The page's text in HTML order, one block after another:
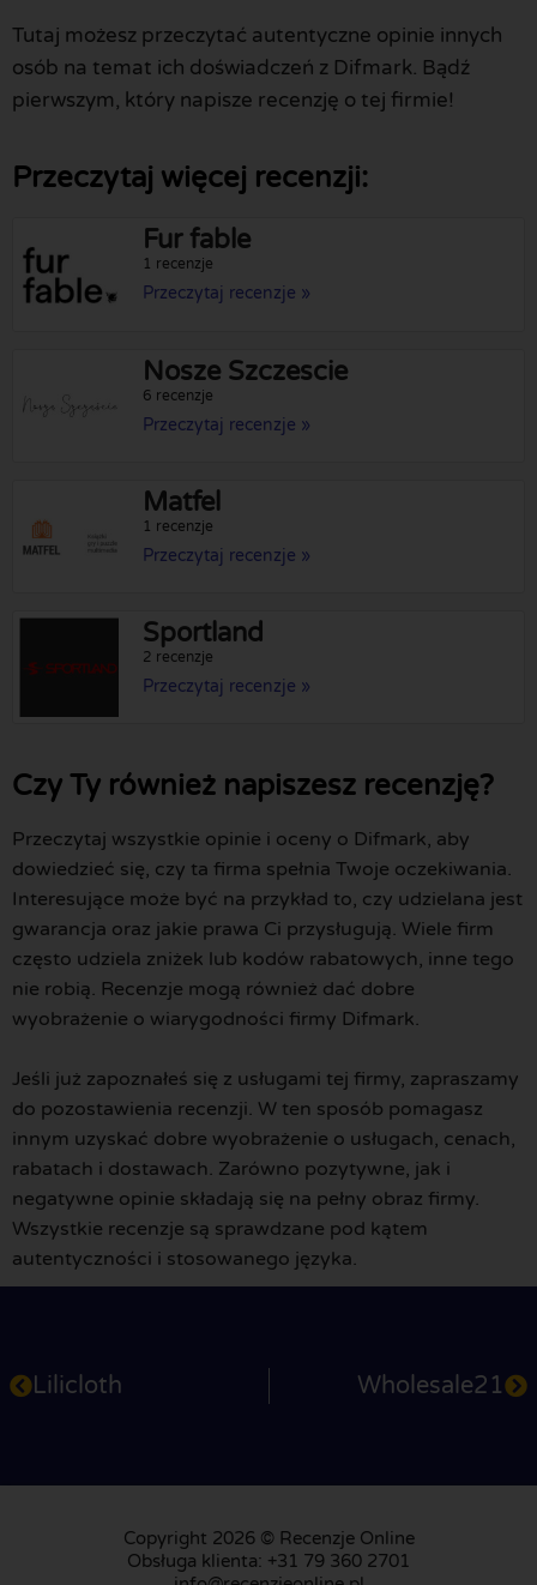
Tutaj możesz przeczytać autentyczne opinie innych
osób na temat ich doświadczeń z Difmark. Bądź
pierwszym, który napisze recenzję o tej firmie!
Przeczytaj więcej recenzji:
Fur fable
1 recenzje
Przeczytaj recenzje »
Nosze Szczescie
6 recenzje
Przeczytaj recenzje »
Matfel
1 recenzje
Przeczytaj recenzje »
Sportland
2 recenzje
Przeczytaj recenzje »
Czy Ty również napiszesz recenzję?
Przeczytaj wszystkie opinie i oceny o Difmark, aby
dowiedzieć się, czy ta firma spełnia Twoje oczekiwania.
Interesujące może być na przykład to, czy udzielana jest
gwarancja oraz jakie prawa Ci przysługują. Wiele firm
często udziela zniżek lub kodów rabatowych, inne tego
nie robią. Recenzje mogą również dać dobre
wyobrażenie o wiarygodności firmy Difmark.
Jeśli już zapoznałeś się z usługami tej firmy, zapraszamy
do pozostawienia recenzji. W ten sposób pomagasz
innym uzyskać dobre wyobrażenie o usługach, cenach,
rabatach i dostawach. Zarówno pozytywne, jak i
negatywne opinie składają się na pełny obraz firmy.
Wszystkie recenzje są sprawdzane pod kątem
autentyczności i stosowanego języka.
Lilicloth Wholesale21
Copyright 2026 © Recenzje Online
Obsługa klienta: +31 79 360 2701